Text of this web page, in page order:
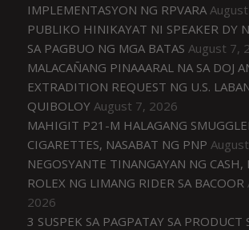
IMPLEMENTASYON NG RPVARA
PUBLIKO HINIKAYAT NI SPEAKER DY
SA PAGBUO NG MGA BATAS August 7,
MALACAÑANG PINAAARAL NA SA DOJ
EXTRADITION REQUEST NG U.S.
QUIBOLOY August 7, 2026
MAHIGIT P21-M HALAGANG
CIGARETTES, NASABAT NG PNP
NEGOSYANTE TINANGAYAN NG CASH,
ROLEX NG LIMANG RIDER SA BACOOR
2026
3 SUSPEK SA PAGPATAY SA PRODUCT